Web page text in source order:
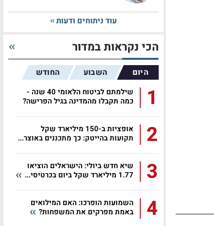
עוד ניתוחים ודעות
הכי נקראות במדור
היום השבוע החודש
1
שילמתם לביטוח הלאומי 40 שנה -
כמה תקבלו מהמדינה בגיל הפרישה?
2
אופציות ב-150 מיליארד שקל
תקועות בהייטק: כך מתכננים באוצר...
3
שיא חדש ביולי: הישראלים הוציאו
1.77 מיליארד שקל ביום בכרטיסי...
4
השמועות הופרכו: האם המילואים
באמת מפרקים את המשפחות?